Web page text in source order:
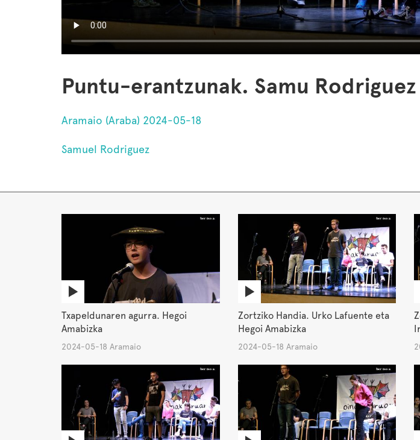
Puntu-erantzunak. Samu Rodriguez
Aramaio (Araba) 2024-05-18
Samuel Rodriguez
Txapeldunaren agurra. Hegoi
Amabizka
2024-05-18 Aramaio
Zortziko Handia. Urko Lafuente eta
Hegoi Amabizka
2024-05-18 Aramaio